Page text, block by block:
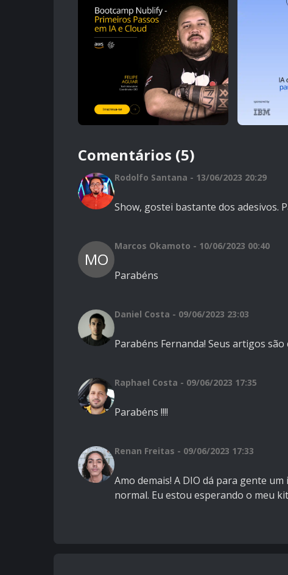
Comentários (5)
Rodolfo Santana - 13/06/2023 20:29
Show, gostei bastante dos adesivos.
MO
Marcos Okamoto - 10/06/2023 00:40
Parabéns
Daniel Costa - 09/06/2023 23:03
Parabéns Fernanda! Seus artigos são
Raphael Costa - 09/06/2023 17:35
Parabéns !!!!
Renan Freitas - 09/06/2023 17:33
Amo demais! A DIO dá para gente
normal. Eu estou esperando o meu